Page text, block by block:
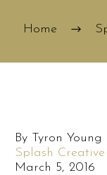
Home
By Tyron Young
Splash
March 5, 2016